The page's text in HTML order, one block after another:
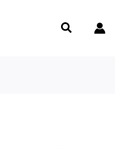
Rechercher